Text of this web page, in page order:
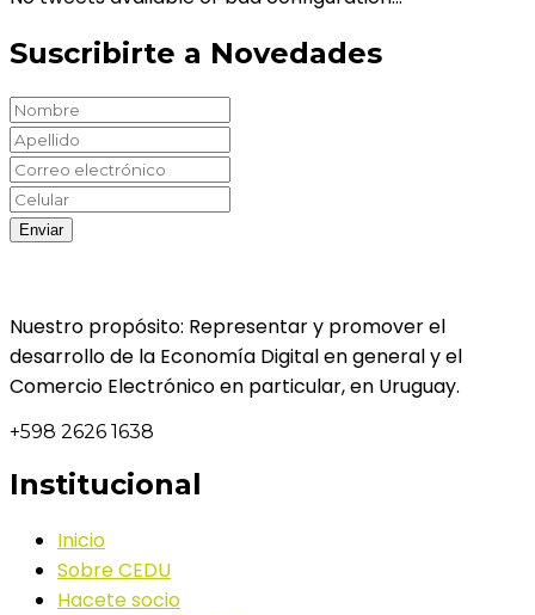
Suscribirte a Novedades
Nuestro propósito: Representar y promover el
desarrollo de la Economía Digital en general y el
Comercio Electrónico en particular, en Uruguay.
+598 2626 1638
Institucional
Inicio
Sobre CEDU
Hacete socio